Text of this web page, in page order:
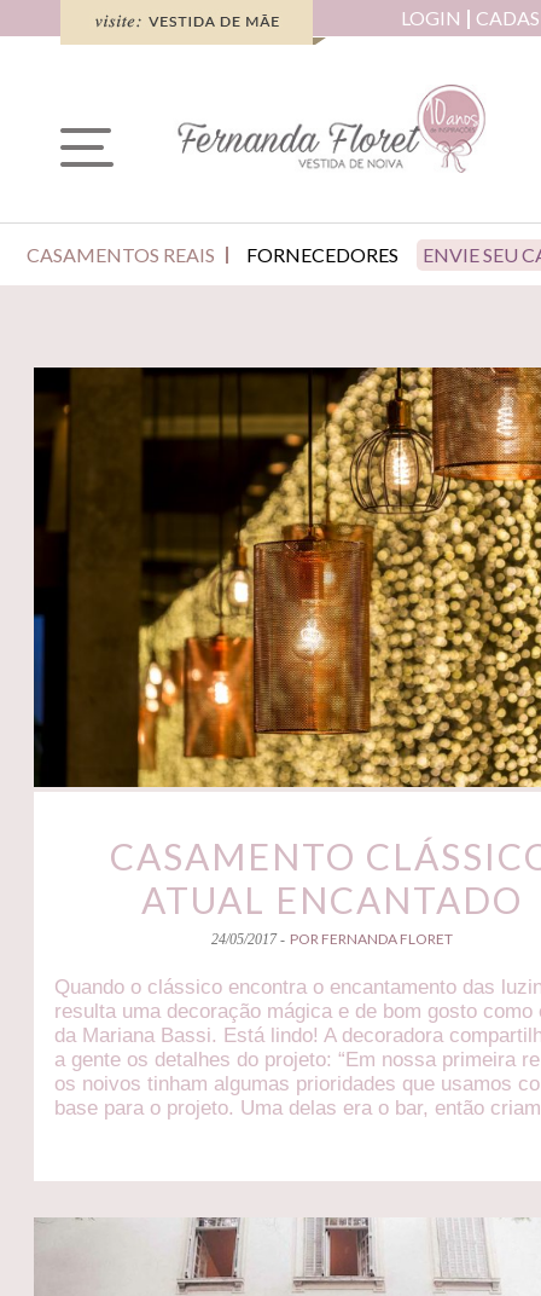
LOGIN
CASAMENTOS REAIS FORNECEDORES ENVIE SEU
CASAMENTO
ATUAL ENCANTADO
24/05/2017 - POR FERNANDA FLORET
Quando o clássico encontra o encantamento das
resulta uma decoração mágica e de bom gosto como
da Mariana Bassi. Está lindo! A decoradora
a gente os detalhes do projeto: “Em nossa primeira
os noivos tinham algumas prioridades que usamos
base para o projeto. Uma delas era o bar, então